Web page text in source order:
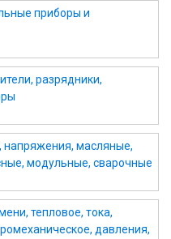
приборы и
разрядники,
масляные,
модульные, сварочные
тепловое, тока,
давления,